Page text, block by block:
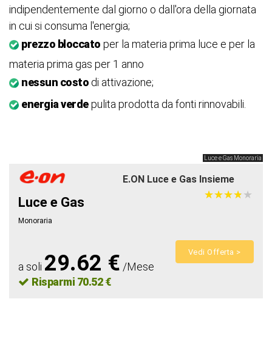
indipendentemente dal giorno o dall'ora della giornata
in cui si consuma l'energia;
prezzo bloccato per la materia prima luce e per la
materia prima gas per 1 anno
nessun costo di attivazione;
energia verdepulita prodotta da fonti rinnovabili.
Luce e Gas Monoraria
E.ON Luce e Gas Insieme
Luce e Gas
Monoraria
★★★★★
★★★★★
a soli 29.62 € /Mese
Risparmi 70.52 €
Vedi Offerta >